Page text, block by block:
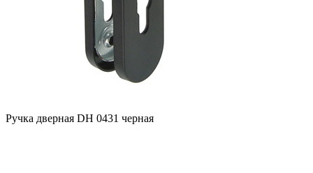
Ручка дверная DH 0431 черная